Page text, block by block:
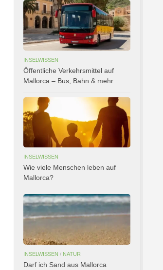
INSELWISSEN
Öffentliche Verkehrsmittel auf
Mallorca – Bus, Bahn & mehr
INSELWISSEN
Wie viele Menschen leben auf
Mallorca?
INSELWISSEN / NATUR
Darf ich Sand aus Mallorca